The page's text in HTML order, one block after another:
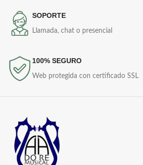
SOPORTE
Llamada, chat o presencial
100% SEGURO
Web protegida con certificado SSL